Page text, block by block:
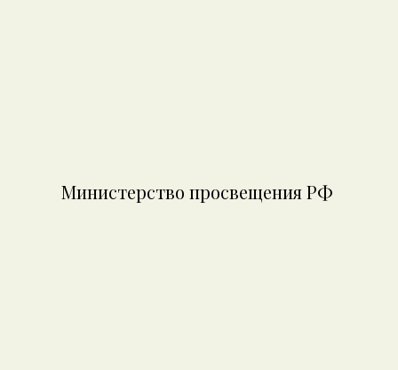
Министерство просвещения РФ